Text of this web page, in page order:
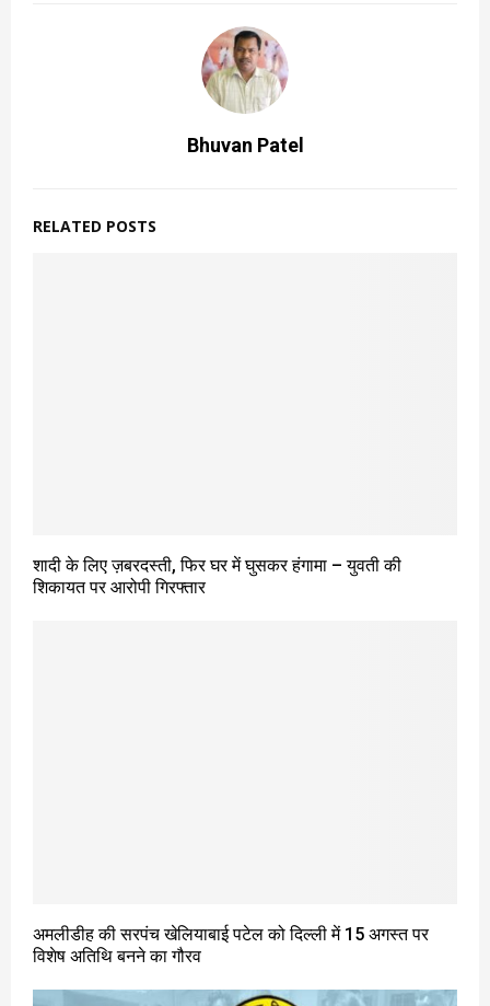
Bhuvan Patel
RELATED POSTS
शादी के लिए ज़बरदस्ती, फिर घर में घुसकर हंगामा – युवती की
शिकायत पर आरोपी गिरफ्तार
अमलीडीह की सरपंच खेलियाबाई पटेल को दिल्ली में 15 अगस्त पर
विशेष अतिथि बनने का गौरव